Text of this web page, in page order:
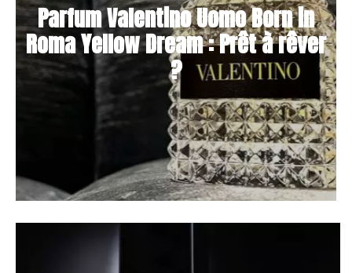
Parfum Valentino Uomo Born in
Roma Yellow Dream : Prêt à rêver
?